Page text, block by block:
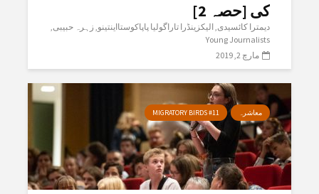
کی [حصہ 2]
دیمترا کائسیدی الیکزینڈرا تاراگولیا پاپاکوستااینتینو زہرہ حبیبی
Young Journalists
مارچ 2, 2019
معاشرہ MIGRATORY BIRDS #11